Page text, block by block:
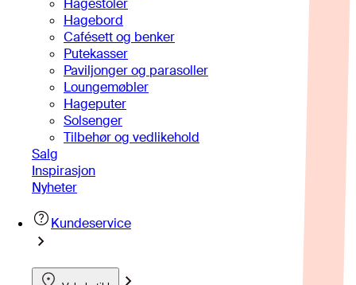
Hagestoler
Hagebord
Cafésett og benker
Putekasser
Paviljonger og parasoller
Loungemøbler
Hageputer
Solsenger
Tilbehør og vedlikehold
Salg
Inspirasjon
Nyheter
Kundeservice